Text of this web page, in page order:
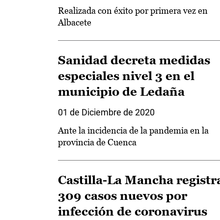
Realizada con éxito por primera vez en
Albacete
Sanidad decreta medidas
especiales nivel 3 en el
municipio de Ledaña
01 de Diciembre de 2020
Ante la incidencia de la pandemia en la
provincia de Cuenca
Castilla-La Mancha
309 casos nuevos por
infección de coronavirus